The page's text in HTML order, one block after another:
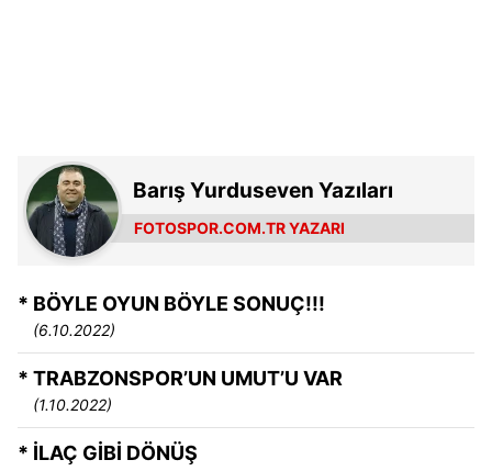
Barış Yurduseven Yazıları
FOTOSPOR.COM.TR YAZARI
* BÖYLE OYUN BÖYLE SONUÇ!!!
(6.10.2022)
* TRABZONSPOR’UN UMUT’U VAR
(1.10.2022)
* İLAÇ GİBİ DÖNÜŞ